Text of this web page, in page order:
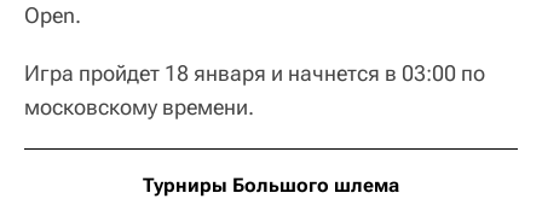
Open.
Игра пройдет 18 января и начнется в 03:00 по
московскому времени.
Турниры Большого шлема